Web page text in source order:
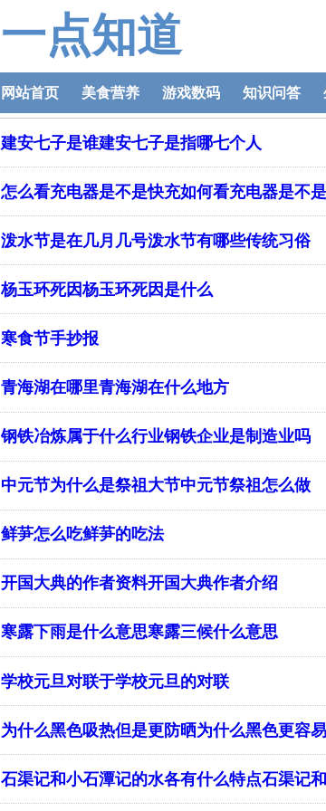
一点知道
网站首页 美食营养 游戏数码 知识问答
建安七子是谁建安七子是指哪七个人
怎么看充电器是不是快充如何看充电器是不
泼水节是在几月几号泼水节有哪些传统习俗
杨玉环死因杨玉环死因是什么
寒食节手抄报
青海湖在哪里青海湖在什么地方
钢铁冶炼属于什么行业钢铁企业是制造业吗
中元节为什么是祭祖大节中元节祭祖怎么做
鲜芛怎么吃鲜芛的吃法
开国大典的作者资料开国大典作者介绍
寒露下雨是什么意思寒露三候什么意思
学校元旦对联于学校元旦的对联
为什么黑色吸热但是更防晒为什么黑色更容
石渠记和小石潭记的水各有什么特点石渠记